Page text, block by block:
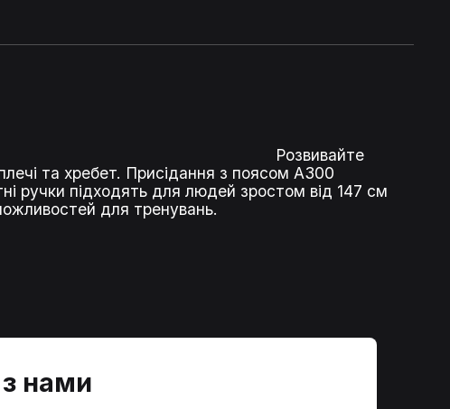
НА ПЛЕЧА Розвивайте
та хребет. Присідання з поясом A300
ручки підходять для людей зростом від 147 см
для тренувань.
з нами